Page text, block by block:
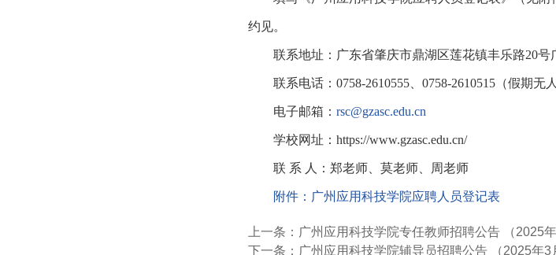
约见。
联系地址：广东省肇庆市鼎湖区莲花镇丰乐路20
联系电话：0758-2610555、0758-2610515（假期无
电子邮箱：rsc@gzasc.edu.cn
学校网址：https://www.gzasc.edu.cn/
联 系 人：郑老师、莫老师、周老师
附件：广州应用科技学院应聘人员登记表
上一条： 广州应用科技学院专任教师招聘公告 （2025年
下一条： 广州应用科技学院辅导员招聘公告 （2025年3